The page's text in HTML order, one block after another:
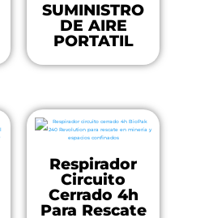
SUMINISTRO
DE AIRE
PORTATIL
Respirador
Circuito
Cerrado 4h
Para Rescate